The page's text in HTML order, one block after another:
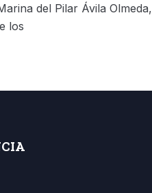
del Pilar Ávila Olmeda,
los